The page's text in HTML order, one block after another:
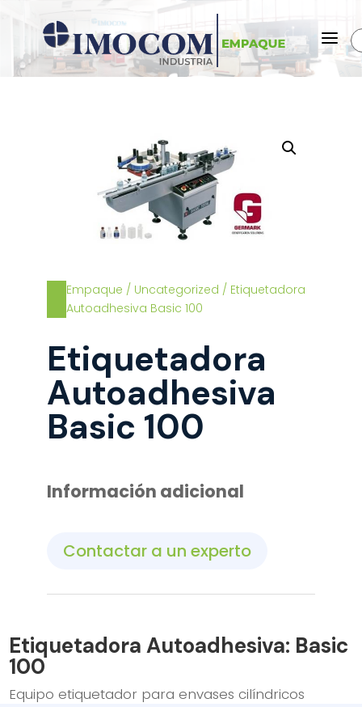
a
Empaque / Uncategorized / Etiquetadora
Autoadhesiva Basic 100
Etiquetadora
Autoadhesiva
Basic 100
Información adicional
Contactar a un experto
Etiquetadora Autoadhesiva: Basic
100
Equipo etiquetador para envases cilíndricos